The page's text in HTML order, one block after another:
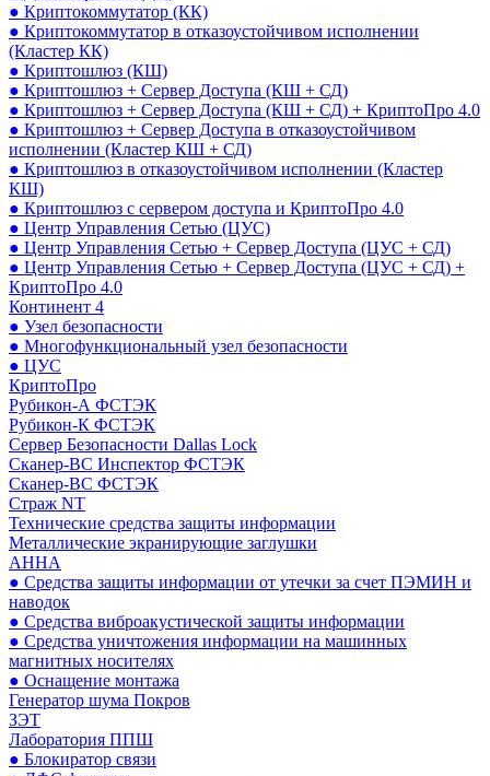
● Криптокоммутатор (КК)
● Криптокоммутатор в отказоустойчивом исполнении
(Кластер КК)
● Криптошлюз (КШ)
● Криптошлюз + Сервер Доступа (КШ + СД)
● Криптошлюз + Сервер Доступа (КШ + СД) + КриптоПро 4.0
● Криптошлюз + Сервер Доступа в отказоустойчивом
исполнении (Кластер КШ + СД)
● Криптошлюз в отказоустойчивом исполнении (Кластер
КШ)
● Криптошлюз с сервером доступа и КриптоПро 4.0
● Центр Управления Сетью (ЦУС)
● Центр Управления Сетью + Сервер Доступа (ЦУС + СД)
● Центр Управления Сетью + Сервер Доступа (ЦУС + СД) +
КриптоПро 4.0
Континент 4
● Узел безопасности
● Многофункциональный узел безопасности
● ЦУС
КриптоПро
Рубикон-А ФСТЭК
Рубикон-К ФСТЭК
Сервер Безопасности Dallas Lock
Сканер-ВС Инспектор ФСТЭК
Сканер-ВС ФСТЭК
Страж NT
Технические средства защиты информации
Металлические экранирующие заглушки
АННА
● Средства защиты информации от утечки за счет ПЭМИН и
наводок
● Средства виброакустической защиты информации
● Средства уничтожения информации на машинных
магнитных носителях
● Оснащение монтажа
Генератор шума Покров
ЗЭТ
Лаборатория ППШ
● Блокиратор связи